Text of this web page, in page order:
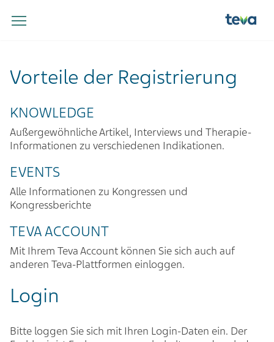
Vorteile der Registrierung
KNOWLEDGE
Außergewöhnliche Artikel, Interviews und Therapie-
Informationen zu verschiedenen Indikationen.
EVENTS
Alle Informationen zu Kongressen und
Kongressberichte
TEVA ACCOUNT
Mit Ihrem Teva Account können Sie sich auch auf
anderen Teva-Plattformen einloggen.
Login
Bitte loggen Sie sich mit Ihren Login-Daten ein. Der